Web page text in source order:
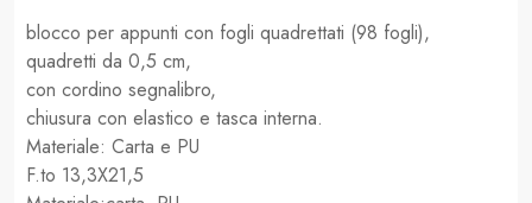
blocco per appunti con fogli quadrettati (98 fogli),
quadretti da 0,5 cm,
con cordino segnalibro,
chiusura con elastico e tasca interna.
Materiale: Carta e PU
F.to 13,3X21,5